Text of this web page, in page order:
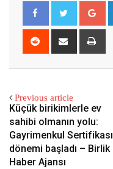
Email
Previous article
Küçük birikimlerle ev
sahibi olmanın yolu:
Gayrimenkul Sertifikası
dönemi başladı – Birlik
Haber Ajansı